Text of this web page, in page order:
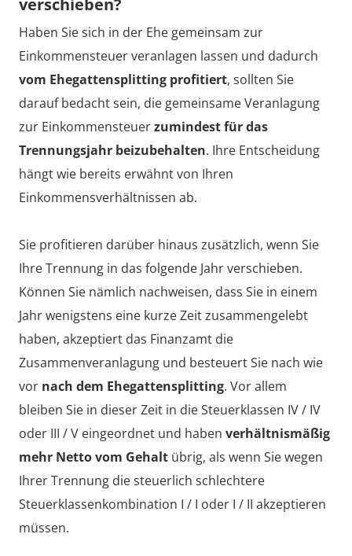
verschieben?
Haben Sie sich in der Ehe gemeinsam zur
Einkommensteuer veranlagen lassen und dadurch
vom Ehegattensplitting profitiert, sollten Sie
darauf bedacht sein, die gemeinsame Veranlagung
zur Einkommensteuerzumindest für das
Trennungsjahr beizubehalten. Ihre Entscheidung
hängt wie bereits erwähnt von Ihren
Einkommensverhältnissen ab.
Sie profitieren darüber hinaus zusätzlich, wenn Sie
Ihre Trennung in das folgende Jahr verschieben.
Können Sie nämlich nachweisen, dass Sie in einem
Jahr wenigstens eine kurze Zeit zusammengelebt
haben, akzeptiert das Finanzamt die
Zusammenveranlagung und besteuert Sie nach wie
vor nach dem Ehegattensplitting. Vor allem
bleiben Sie in dieser Zeit in die Steuerklassen IV / IV
oder III / V eingeordnet und haben verhältnismäßig
mehr Netto vom Gehalt übrig, als wenn Sie wegen
Ihrer Trennung die steuerlich schlechtere
Steuerklassenkombination I / I oder I / II akzeptieren
müssen.